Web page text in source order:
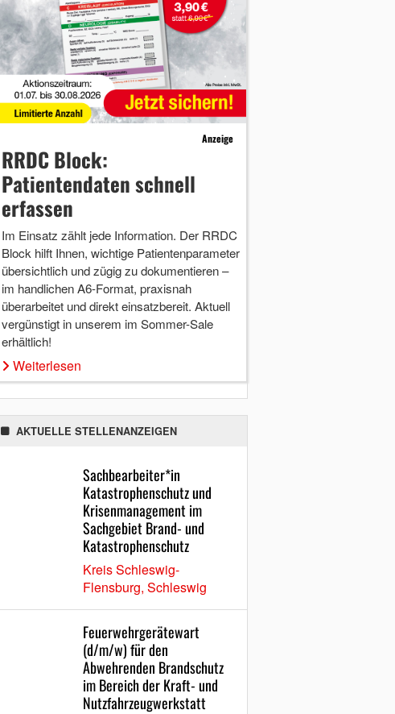
Anzeige
RRDC Block:
Patientendaten schnell
erfassen
Im Einsatz zählt jede Information. Der RRDC
Block hilft Ihnen, wichtige Patientenparameter
übersichtlich und zügig zu dokumentieren –
im handlichen A6-Format, praxisnah
überarbeitet und direkt einsatzbereit. Aktuell
vergünstigt in unserem im Sommer-Sale
erhältlich!
Weiterlesen
AKTUELLE STELLENANZEIGEN
Sachbearbeiter*in
Katastrophenschutz und
Krisenmanagement im
Sachgebiet Brand- und
Katastrophenschutz
Kreis Schleswig-
Flensburg, Schleswig
Feuerwehrgerätewart
(d/m/w) für den
Abwehrenden Brandschutz
im Bereich der Kraft- und
Nutzfahrzeugwerkstatt